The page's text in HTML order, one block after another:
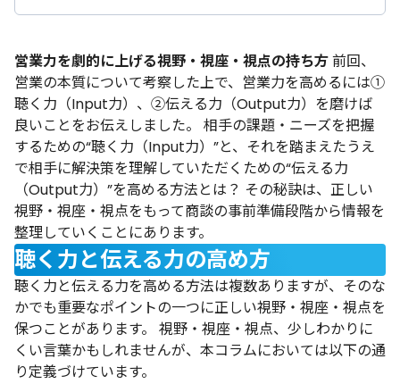
営業力を劇的に上げる視野・視座・視点の持ち方前回、
営業の本質について考察した上で、営業力を高めるには①
聴く力（Input力）、②伝える力（Output力）を磨けば
良いことをお伝えしました。 相手の課題・ニーズを把握
するための“聴く力（Input力）”と、それを踏まえたうえ
で相手に解決策を理解していただくための“伝える力
（Output力）”を高める方法とは？ その秘訣は、正しい
視野・視座・視点をもって商談の事前準備段階から情報を
整理していくことにあります。
聴く力と伝える力の高め方
聴く力と伝える力を高める方法は複数ありますが、そのな
かでも重要なポイントの一つに正しい視野・視座・視点を
保つことがあります。 視野・視座・視点、少しわかりに
くい言葉かもしれませんが、本コラムにおいては以下の通
り定義づけています。